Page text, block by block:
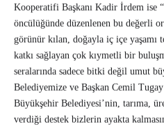
Kooperatifi Başkanı Kadir İrdem ise
öncülüğünde düzenlenen bu değerli
görünür kılan, doğayla iç içe yaşamı
katkı sağlayan çok kıymetli bir
seralarında sadece bitki değil umut
Belediyemize ve Başkan Cemil
Büyükşehir Belediyesi’nin, tarıma,
verdiği destek bizlerin ayakta